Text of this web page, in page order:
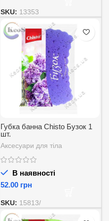
SKU: 13353
Губка банна Chisto Бузок 1
шт.
Аксесуари для тіла
В наявності
грн
SKU: 15813/